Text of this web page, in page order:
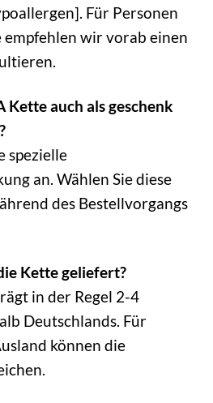
Für Personen
wir vorab einen
Kette auch als geschenk
spezielle
an. Wählen Sie diese
des Bestellvorgangs
Kette geliefert?
in der Regel 2-4
Deutschlands. Für
können die